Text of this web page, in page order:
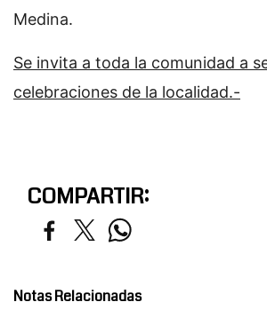
Medina.
Se invita a toda la comunidad a
celebraciones de la localidad.-
COMPARTIR:
Notas Relacionadas